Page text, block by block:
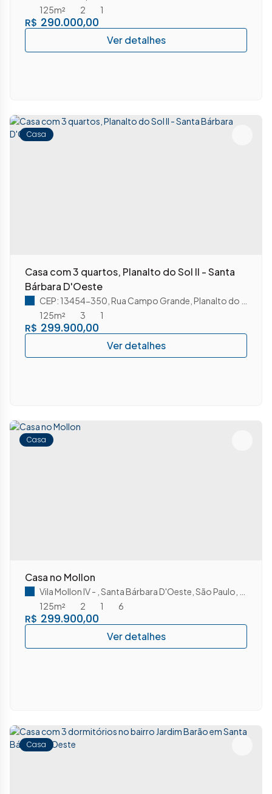
R$ 290.000,00
2
1
125m²
Casa
Casa com 3 quartos, Planalto do Sol II - Santa
Bárbara D'Oeste
R$ 299.900,00
CEP: 13454-350 Rua Campo Grande Planalto do Sol II
3
1
125m²
Casa
Casa no Mollon
R$ 299.900,00
Vila Mollon IV Santa Bárbara D'Oeste São Paulo
2
1
125m² 6
Casa